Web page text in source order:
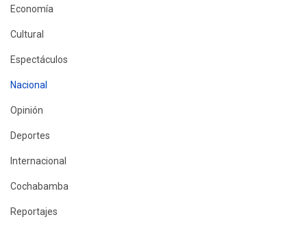
Economía
Cultural
Espectáculos
Nacional
Opinión
Deportes
Internacional
Cochabamba
Reportajes